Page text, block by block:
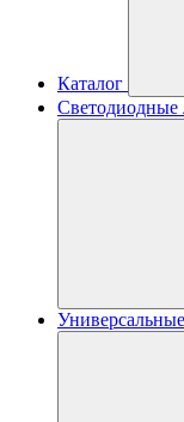
Каталог
Светодиодные